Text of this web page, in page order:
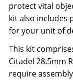
protect vital
kit also includes
for your unit of
This kit
Citadel 28.5mm
require